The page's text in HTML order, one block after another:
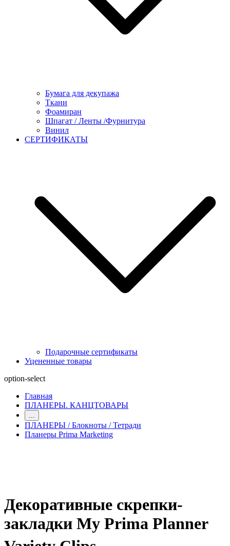
Бумага для декупажа
Ткани
Фоамиран
Шпагат / Ленты /Фурнитура
Винил
СЕРТИФИКАТЫ
Подарочные сертификаты
Уцененные товары
option-select
Главная
ПЛАНЕРЫ. КАНЦТОВАРЫ
ПЛАНЕРЫ / Блокноты / Тетради
Планеры Prima Marketing
Декоративные скрепки-
закладки My Prima Planner